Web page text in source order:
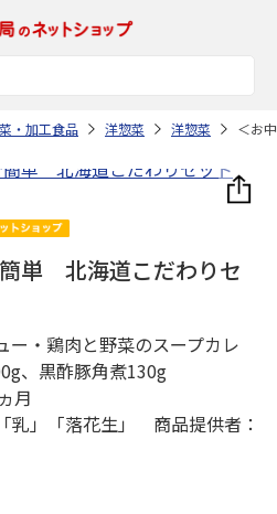
・加工食品 洋惣菜 洋惣菜 ＜お
単 北海道こだわりセ
・鶏肉と野菜のスープカレ
、黒酢豚角煮130g
月
乳」「落花生」 商品提供者：